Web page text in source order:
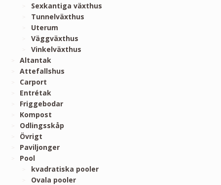
Sexkantiga växthus
Tunnelväxthus
Uterum
Väggväxthus
Vinkelväxthus
Altantak
Attefallshus
Carport
Entrétak
Friggebodar
Kompost
Odlingsskåp
Övrigt
Paviljonger
Pool
kvadratiska pooler
Ovala pooler